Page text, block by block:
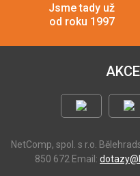
Jsme tady už
od roku 1997
NetComp, spol. s r.o.
850 672 Email: